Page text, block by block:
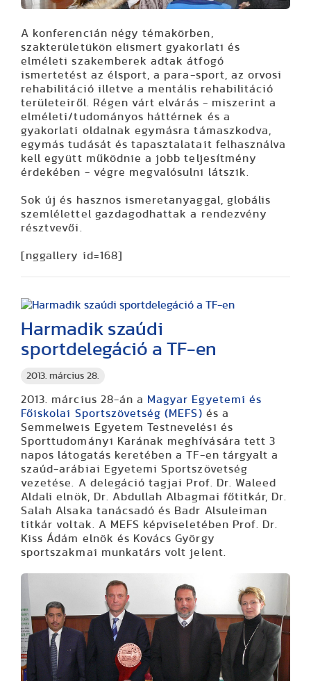
A konferencián négy témakörben,
szakterületükön elismert gyakorlati és
elméleti szakemberek adtak átfogó
ismertetést az élsport, a para-sport, az orvosi
rehabilitáció illetve a mentális rehabilitáció
területeiről. Régen várt elvárás - miszerint a
elméleti/tudományos háttérnek és a
gyakorlati oldalnak egymásra támaszkodva,
egymás tudását és tapasztalatait felhasználva
kell együtt működnie a jobb teljesítmény
érdekében - végre megvalósulni látszik.
Sok új és hasznos ismeretanyaggal, globális
szemlélettel gazdagodhattak a rendezvény
résztvevői.
[nggallery id=168]
2013. március 28.
Harmadik szaúdi
sportdelegáció a TF-en
2013. március 28-án a Magyar Egyetemi és
Főiskolai Sportszövetség (MEFS) és a
Semmelweis Egyetem Testnevelési és
Sporttudományi Karának meghívására tett 3
napos látogatás keretében a TF-en tárgyalt a
szaúd-arábiai Egyetemi Sportszövetség
vezetése. A delegáció tagjai Prof. Dr. Waleed
Aldali elnök, Dr. Abdullah Albagmai főtitkár, Dr.
Salah Alsaka tanácsadó és Badr Alsuleiman
titkár voltak. A MEFS képviseletében Prof. Dr.
Kiss Ádám elnök és Kovács György
sportszakmai munkatárs volt jelent.